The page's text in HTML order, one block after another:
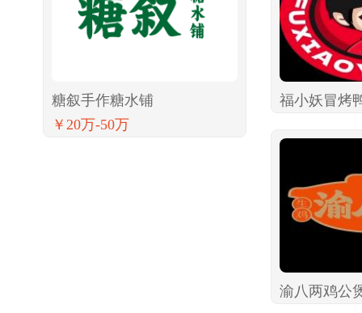
糖叙手作糖水铺
￥20万-50万
福小妖冒烤
渝八两鸡公